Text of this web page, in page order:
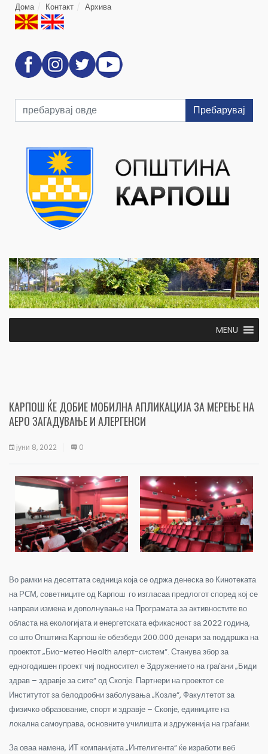
Дома Контакт Архива
Пребарувај
MENU
КАРПОШ ЌЕ ДОБИЕ МОБИЛНА АПЛИКАЦИЈА ЗА МЕРЕЊЕ НА
АЕРО ЗАГАДУВАЊЕ И АЛЕРГЕНСИ
јуни 8, 2022 0
Во рамки на десеттата седница која се одржа денеска во Кинотеката
на РСМ, советниците од Карпош го изгласаа предлогот според кој се
направи измена и дополнување на Програмата за активностите во
областа на екологијата и енергетската ефикасност за 2022 година,
со што Општина Карпош ќе обезбеди 200.000 денари за поддршка на
проектот „Био-метео Health алерт-систем“. Станува збор за
едногодишен проект чиј подносител е Здружението на граѓани „Биди
здрав – здравје за сите“ од Скопје. Партнери на проектот се
Институтот за белодробни заболувања „Козле“, Факултетот за
физичко образование, спорт и здравје – Скопје, единиците на
локална самоуправа, основните училишта и здруженија на граѓани.
За оваа намена, ИТ компанијата „Интелигента“ ќе изработи веб